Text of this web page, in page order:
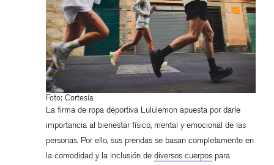
Foto: Cortesía
La firma de ropa deportiva Lululemon apuesta por darle
importancia al bienestar físico, mental y emocional de las
personas. Por ello, sus prendas se basan completamente en
la comodidad y la inclusión de diversos cuerpospara